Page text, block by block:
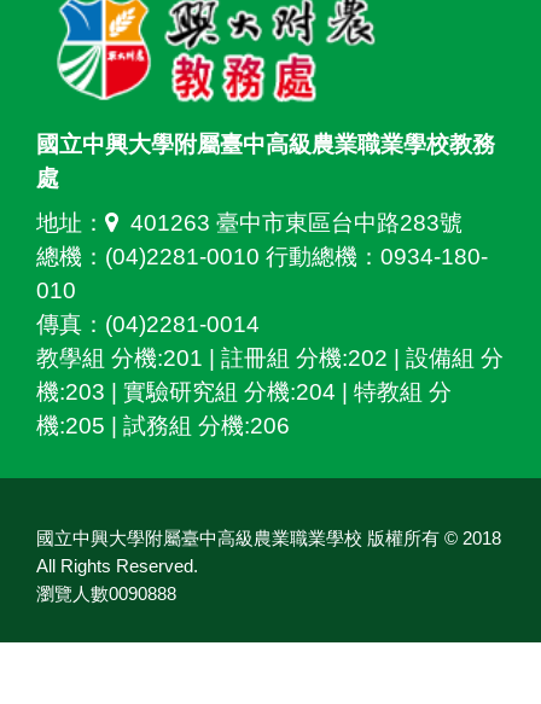
國立中興大學附屬臺中高級農業職業學校教務
處
地址：
401263 臺中市東區台中路283號
總機：(04)2281-0010 行動總機：0934-180-
010
傳真：(04)2281-0014
教學組 分機:201 | 註冊組 分機:202 | 設備組 分
機:203 | 實驗研究組 分機:204 | 特教組 分
機:205 | 試務組 分機:206
國立中興大學附屬臺中高級農業職業學校 版權所有 © 2018
All Rights Reserved.
瀏覽人數0090888